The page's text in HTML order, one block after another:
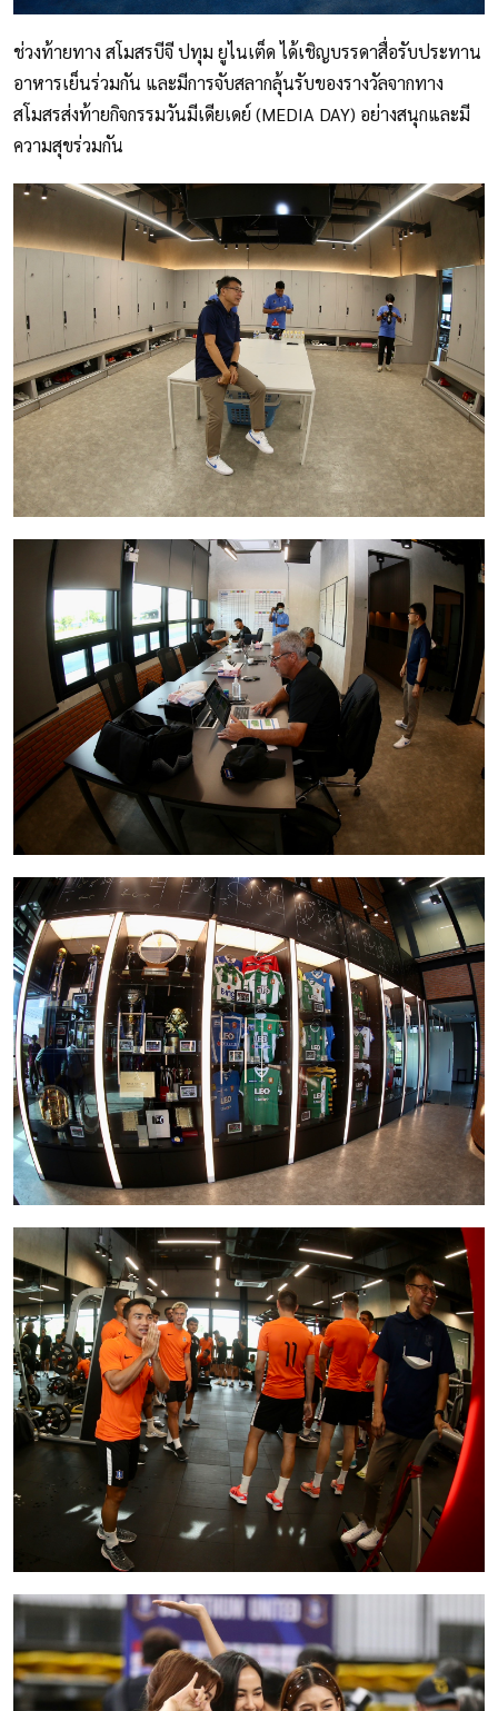
ช่วงท้ายทาง สโมสรบีจี ปทุม ยูไนเต็ด ได้เชิญบรรดาสื่อรับประทาน
อาหารเย็นร่วมกัน และมีการจับสลากลุ้นรับของรางวัลจากทาง
สโมสรส่งท้ายกิจกรรมวันมีเดียเดย์ (MEDIA DAY) อย่างสนุกและมี
ความสุขร่วมกัน